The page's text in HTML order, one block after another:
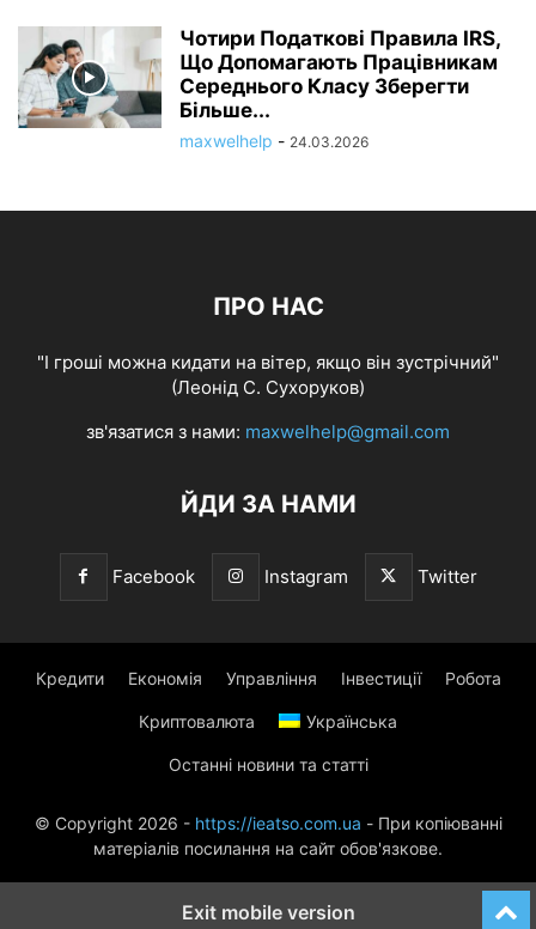
Чотири Податкові Правила IRS,
Що Допомагають Працівникам
Середнього Класу Зберегти
Більше...
maxwelhelp - 24.03.2026
ПРО НАС
"І гроші можна кидати на вітер, якщо він зустрічний"
(Леонід С. Сухоруков)
зв'язатися з нами: maxwelhelp@gmail.com
ЙДИ ЗА НАМИ
Facebook Instagram Twitter
Кредити Економія Управління Інвестиції Робота
Криптовалюта Українська
Останні новини та статті
© Copyright 2026 - https://ieatso.com.ua - При копіюванні
матеріалів посилання на сайт обов'язкове.
Exit mobile version